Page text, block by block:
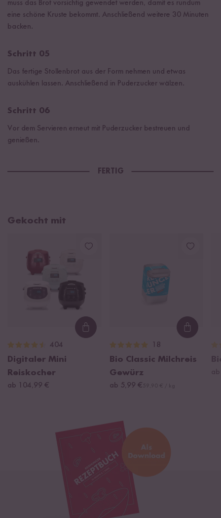
muss das Brot vorsichtig gewendet werden, damit es rundum
eine schöne Kruste bekommt. Anschließend weitere 30 Minuten
backen.
Schritt 05
Das fertige Stollenbrot aus der Form nehmen und etwas
auskühlen lassen. Anschließend in Puderzucker wälzen.
Schritt 06
Vor dem Servieren erneut mit Puderzucker bestreuen und
genießen.
FERTIG
Gekocht mit
Loading...
404
Digitaler Mini
Reiskocher
ab 104,99 €
18
Bio Classic Milchreis
Gewürz
ab 5,99 €